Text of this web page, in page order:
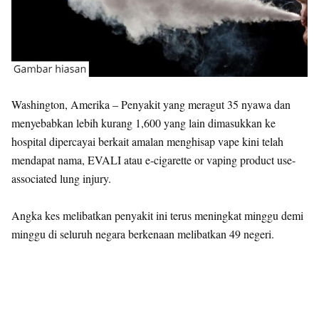
Washington, Amerika – Penyakit yang meragut 35 nyawa dan
menyebabkan lebih kurang 1,600 yang lain dimasukkan ke
hospital dipercayai berkait amalan menghisap vape kini telah
mendapat nama, EVALI atau e-cigarette or vaping product use-
associated lung injury.
Angka kes melibatkan penyakit ini terus meningkat minggu demi
minggu di seluruh negara berkenaan melibatkan 49 negeri.